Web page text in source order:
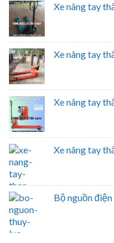
Xe nâng tay
Xe nâng tay
Xe nâng tay
Xe nâng tay
Bộ nguồn